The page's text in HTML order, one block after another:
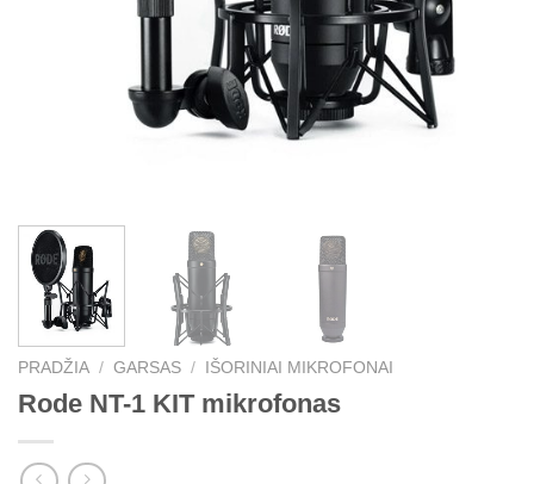
PRADŽIA / GARSAS / IŠORINIAI MIKROFONAI
Rode NT-1 KIT mikrofonas